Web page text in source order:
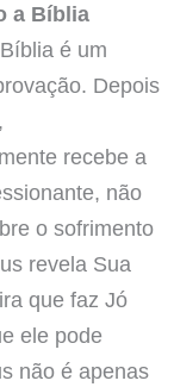
a Bíblia
é um
Depois
recebe a
não
o sofrimento
revela Sua
que faz Jó
ele pode
não é apenas